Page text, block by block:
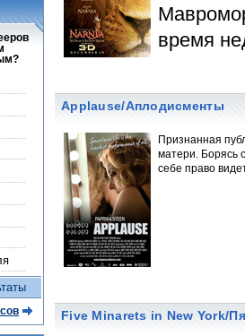
время
Applause/Аплодисменты
Признанная
матери. Борясь
себе право
Five Minarets in New York/